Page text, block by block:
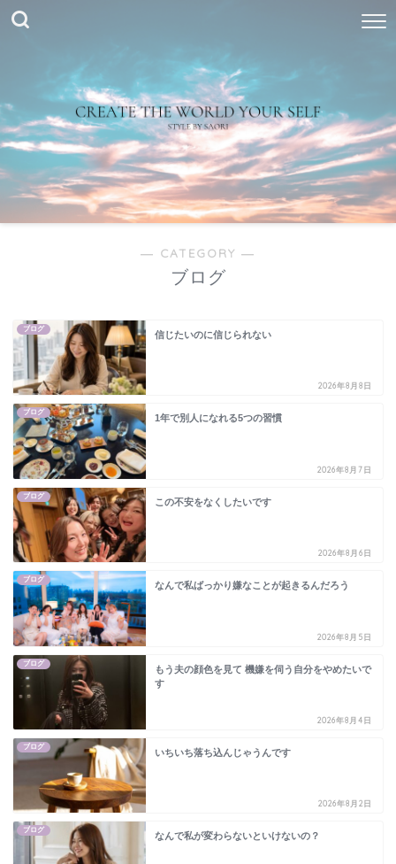
― CATEGORY ―
ブログ
ブログ
信じたいのに信じられない
2026年8月8日
ブログ
1年で別人になれる5つの習慣
2026年8月7日
ブログ
この不安をなくしたいです
2026年8月6日
ブログ
なんで私ばっかり嫌なことが起きるんだろう
2026年8月5日
ブログ
もう夫の顔色を見て 機嫌を伺う自分をやめたいで
す
2026年8月4日
ブログ
いちいち落ち込んじゃうんです
2026年8月2日
ブログ
なんで私が変わらないといけないの？